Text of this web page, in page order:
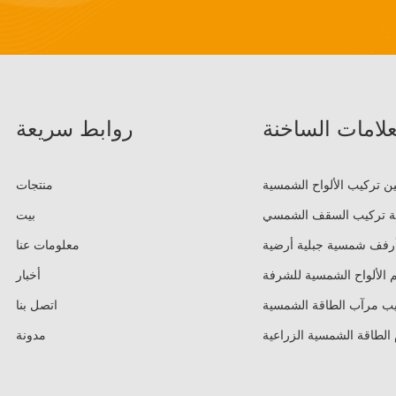
روابط سريعة
منتجات
بيت
معلومات عنا
أخبار
اتصل بنا
مدونة
الساخنة
تركيب الألواح الشمسية
تركيب السقف الشمسي
شمسية جبلية أرضية
الألواح الشمسية للشرفة
مرآب الطاقة الشمسية
الشمسية الزراعية